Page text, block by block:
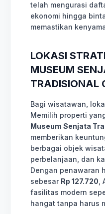
telah mengurasi
ekonomi hingga
memastikan
LOKASI
MUSEUM
TRADISIONAL
Bagi wisatawan,
Memilih properti
Museum Senjata
memberikan
berbagai objek
perbelanjaan, dan
Dengan penawaran
sebesar Rp 127.720
fasilitas modern
hangat tanpa harus